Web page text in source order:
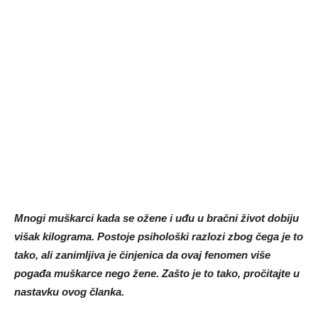
Mnogi muškarci kada se ožene i uđu u bračni život dobiju
višak kilograma. Postoje psihološki razlozi zbog čega je to
tako, ali zanimljiva je činjenica da ovaj fenomen više
pogađa muškarce nego žene. Zašto je to tako, pročitajte u
nastavku ovog članka.